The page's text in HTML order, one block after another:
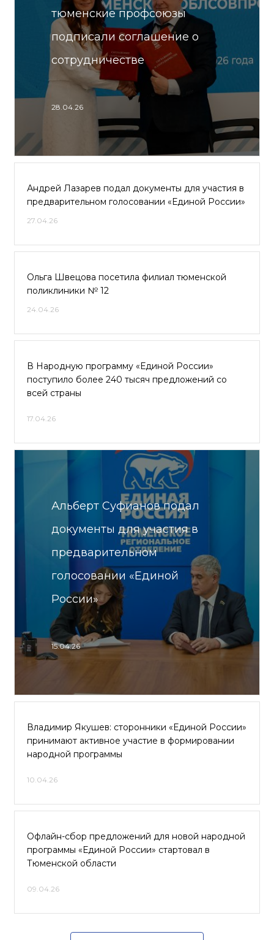
тюменские профсоюзы
подписали соглашение о
сотрудничестве
28.04.26
Андрей Лазарев подал документы для участия в
предварительном голосовании «Единой России»
27.04.26
Ольга Швецова посетила филиал тюменской
поликлиники № 12
24.04.26
В Народную программу «Единой России»
поступило более 240 тысяч предложений со
всей страны
17.04.26
Альберт Суфианов подал
документы для участия в
предварительном
голосовании «Единой
России»
15.04.26
Владимир Якушев: сторонники «Единой России»
принимают активное участие в формировании
народной программы
10.04.26
Офлайн-сбор предложений для новой народной
программы «Единой России» стартовал в
Тюменской области
09.04.26